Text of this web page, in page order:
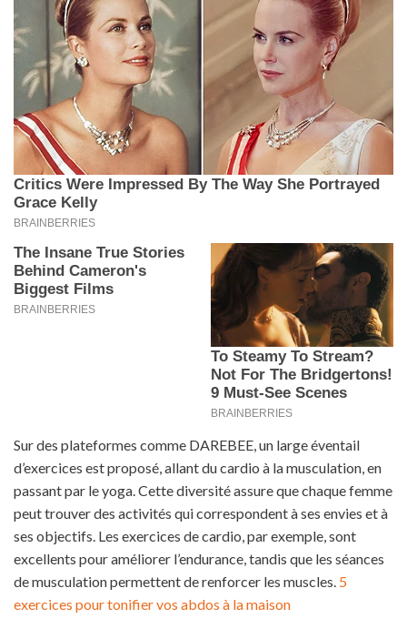
Sur des plateformes comme DAREBEE, un large éventail
d’exercices est proposé, allant du cardio à la musculation, en
passant par le yoga. Cette diversité assure que chaque femme
peut trouver des activités qui correspondent à ses envies et à
ses objectifs. Les exercices de cardio, par exemple, sont
excellents pour améliorer l’endurance, tandis que les séances
de musculation permettent de renforcer les muscles. 5
exercices pour tonifier vos abdos à la maison